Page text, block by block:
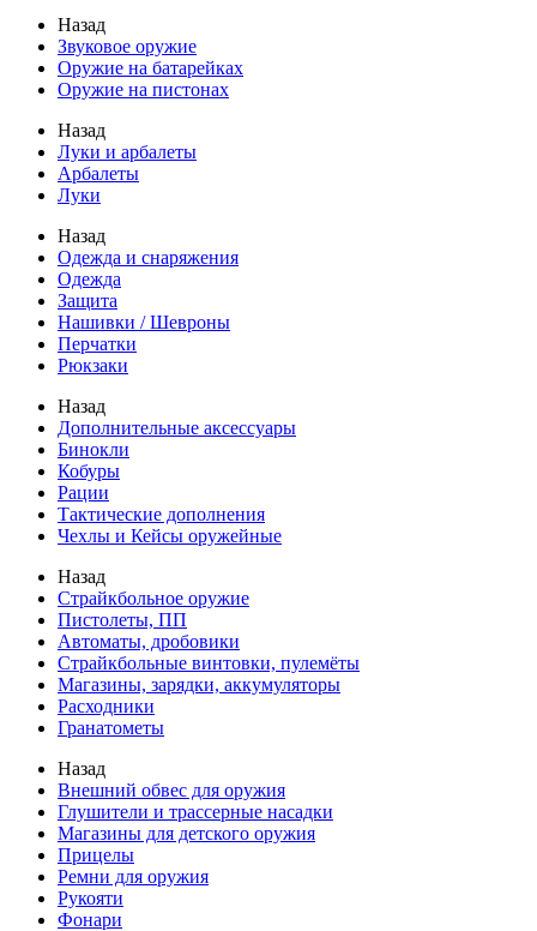
Назад
Звуковое оружие
Оружие на батарейках
Оружие на пистонах
Назад
Луки и арбалеты
Арбалеты
Луки
Назад
Одежда и снаряжения
Одежда
Защита
Нашивки / Шевроны
Перчатки
Рюкзаки
Назад
Дополнительные аксессуары
Бинокли
Кобуры
Рации
Тактические дополнения
Чехлы и Кейсы оружейные
Назад
Страйкбольное оружие
Пистолеты, ПП
Автоматы, дробовики
Страйкбольные винтовки, пулемёты
Магазины, зарядки, аккумуляторы
Расходники
Гранатометы
Назад
Внешний обвес для оружия
Глушители и трассерные насадки
Магазины для детского оружия
Прицелы
Ремни для оружия
Рукояти
Фонари